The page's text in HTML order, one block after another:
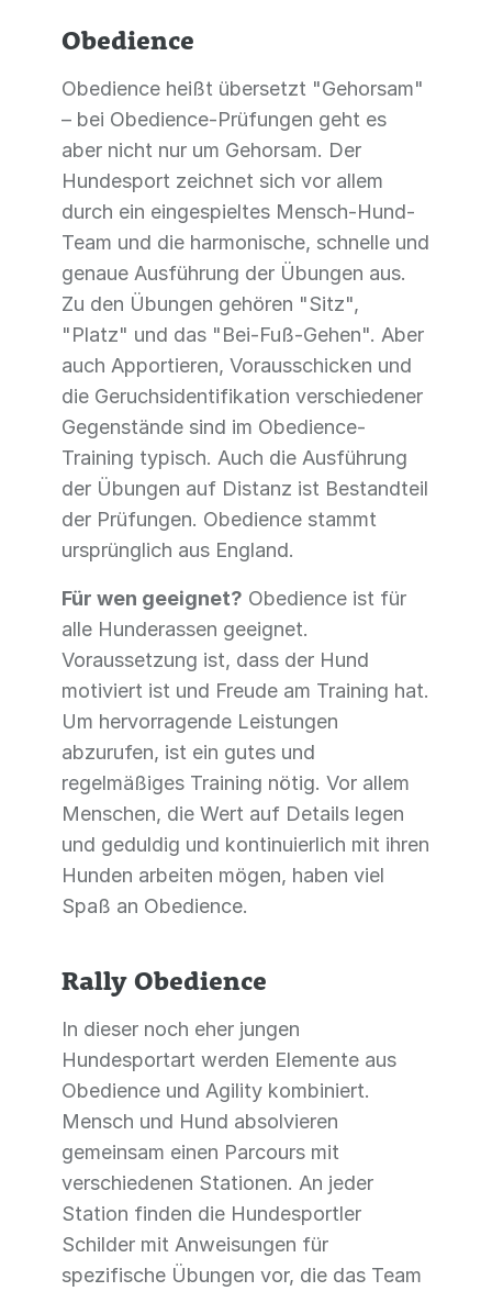
Obedience
Obedience heißt übersetzt "Gehorsam"
– bei Obedience-Prüfungen geht es
aber nicht nur um Gehorsam. Der
Hundesport zeichnet sich vor allem
durch ein eingespieltes Mensch-Hund-
Team und die harmonische, schnelle und
genaue Ausführung der Übungen aus.
Zu den Übungen gehören "Sitz",
"Platz" und das "Bei-Fuß-Gehen". Aber
auch Apportieren, Vorausschicken und
die Geruchsidentifikation verschiedener
Gegenstände sind im Obedience-
Training typisch. Auch die Ausführung
der Übungen auf Distanz ist Bestandteil
der Prüfungen. Obedience stammt
ursprünglich aus England.
Für wen geeignet? Obedience ist für
alle Hunderassen geeignet.
Voraussetzung ist, dass der Hund
motiviert ist und Freude am Training hat.
Um hervorragende Leistungen
abzurufen, ist ein gutes und
regelmäßiges Training nötig. Vor allem
Menschen, die Wert auf Details legen
und geduldig und kontinuierlich mit ihren
Hunden arbeiten mögen, haben viel
Spaß an Obedience.
Rally Obedience
In dieser noch eher jungen
Hundesportart werden Elemente aus
Obedience und Agility kombiniert.
Mensch und Hund absolvieren
gemeinsam einen Parcours mit
verschiedenen Stationen. An jeder
Station finden die Hundesportler
Schilder mit Anweisungen für
spezifische Übungen vor, die das Team